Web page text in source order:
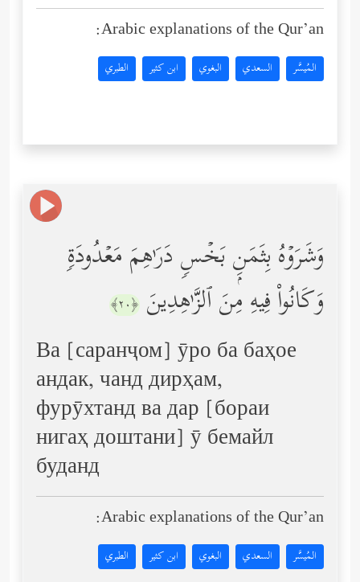
Arabic explanations of the Qur’an:
المُيسَّر السعدي البغوي ابن كثير الطبري
وَشَرَوۡهُ بِثَمَنِۭ بَخۡسࣲ دَرَ ٰ⁠هِمَ مَعۡدُودَةࣲ
وَكَانُواْ فِیهِ مِنَ ٱلزَّ ٰ⁠هِدِینَ ﴿٢٠﴾
Ва [саранҷом] ӯро ба баҳое
андак, чанд дирҳам,
фурӯхтанд ва дар [бораи
нигаҳ доштани] ӯ бемайл
буданд
Arabic explanations of the Qur’an:
المُيسَّر السعدي البغوي ابن كثير الطبري